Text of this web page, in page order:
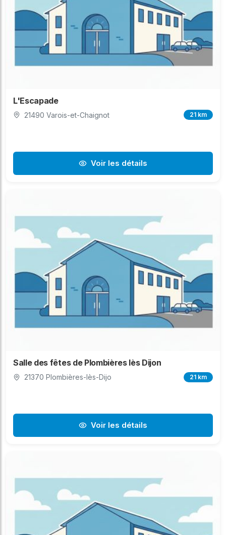
L'Escapade
21490 Varois-et-Chaignot 21 km
Voir les détails
Salle des fêtes de Plombières lès Dijon
21370 Plombières-lès-Dijo 21 km
Voir les détails